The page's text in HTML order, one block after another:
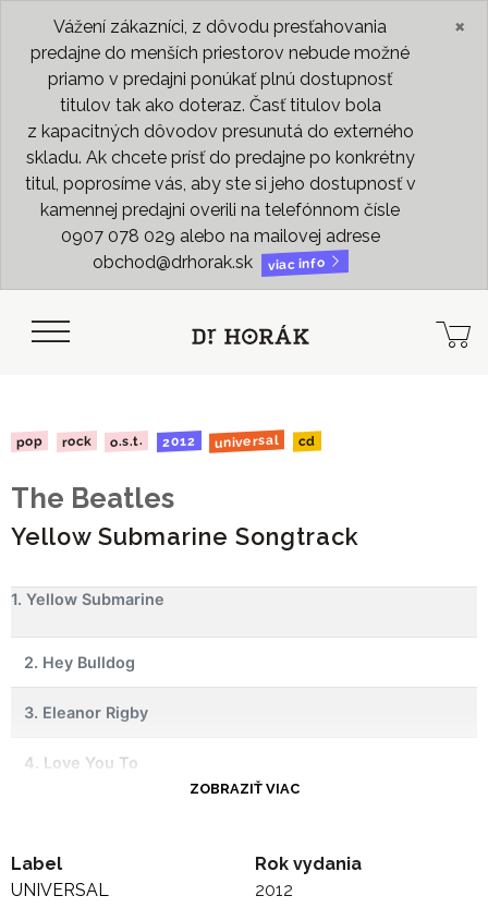
Vážení zákazníci, z dôvodu presťahovania
predajne do menších priestorov nebude možné
priamo v predajni ponúkať plnú dostupnosť
titulov tak ako doteraz. Časť titulov bola
z kapacitných dôvodov presunutá do externého
skladu. Ak chcete prísť do predajne po konkrétny
titul, poprosíme vás, aby ste si jeho dostupnosť v
kamennej predajni overili na telefónnom čísle
0907 078 029 alebo na mailovej adrese
obchod@drhorak.sk
viac info
×
pop rock o.s.t. 2012 universal cd
The Beatles
Yellow Submarine Songtrack
1. Yellow Submarine
2. Hey Bulldog
3. Eleanor Rigby
4. Love You To
6. Lucy In The Sky With Diamonds
ZOBRAZIŤ VIAC
Label
UNIVERSAL
Rok vydania
2012